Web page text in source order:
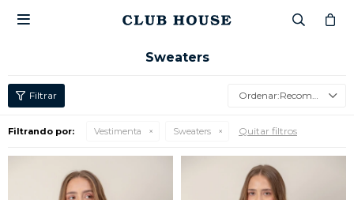

Sweaters
Recomendados
Filtrando por: Vestimenta Sweaters Quitar filtros